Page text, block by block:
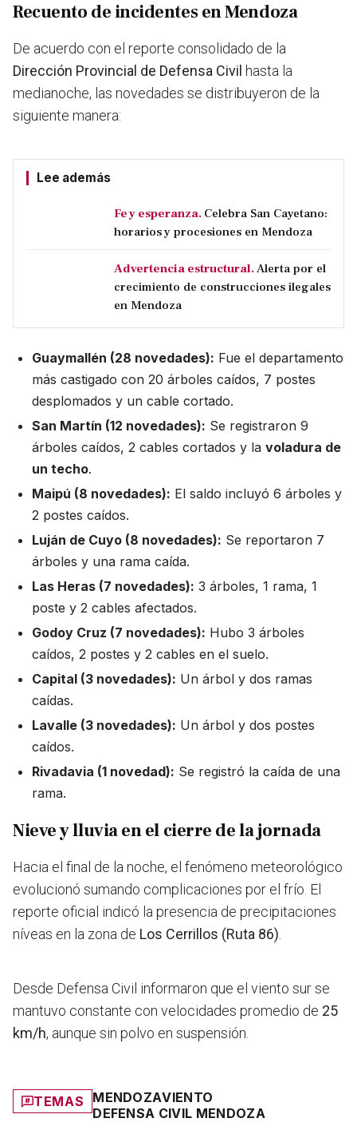
Recuento de incidentes en Mendoza
De acuerdo con el reporte consolidado de la
Dirección Provincial de Defensa Civil hasta la
medianoche, las novedades se distribuyeron de la
siguiente manera:
Lee además
Fe y esperanza. Celebra San Cayetano:
horarios y procesiones en Mendoza
Advertencia estructural.Alerta por el
crecimiento de construcciones ilegales
en Mendoza
Guaymallén (28 novedades): Fue el departamento
más castigado con 20 árboles caídos, 7 postes
desplomados y un cable cortado.
San Martín (12 novedades): Se registraron 9
árboles caídos, 2 cables cortados y la voladura de
un techo.
Maipú (8 novedades): El saldo incluyó 6 árboles y
2 postes caídos.
Luján de Cuyo (8 novedades): Se reportaron 7
árboles y una rama caída.
Las Heras (7 novedades): 3 árboles, 1 rama, 1
poste y 2 cables afectados.
Godoy Cruz (7 novedades): Hubo 3 árboles
caídos, 2 postes y 2 cables en el suelo.
Capital (3 novedades): Un árbol y dos ramas
caídas.
Lavalle (3 novedades): Un árbol y dos postes
caídos.
Rivadavia (1 novedad): Se registró la caída de una
rama.
Nieve y lluvia en el cierre de la jornada
Hacia el final de la noche, el fenómeno meteorológico
evolucionó sumando complicaciones por el frío. El
reporte oficial indicó la presencia de precipitaciones
níveas en la zona de Los Cerrillos (Ruta 86).
Desde Defensa Civil informaron que el viento sur se
mantuvo constante con velocidades promedio de 25
km/h, aunque sin polvo en suspensión.
TEMAS MENDOZAVIENTO
DEFENSA CIVIL MENDOZA